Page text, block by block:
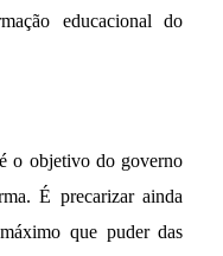
educacional do
o objetivo do governo
É precarizar ainda
que puder das